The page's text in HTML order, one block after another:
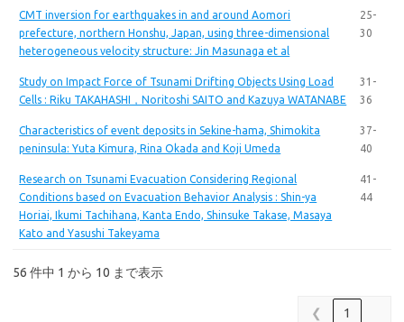
CMT inversion for earthquakes in and around Aomori
prefecture, northern Honshu, Japan, using three-dimensional
heterogeneous velocity structure: Jin Masunaga et al
25-
30
Study on Impact Force of Tsunami Drifting Objects Using Load
Cells : Riku TAKAHASHI，Noritoshi SAITO and Kazuya WATANABE
31-
36
Characteristics of event deposits in Sekine-hama, Shimokita
peninsula: Yuta Kimura, Rina Okada and Koji Umeda
37-
40
Research on Tsunami Evacuation Considering Regional
Conditions based on Evacuation Behavior Analysis : Shin-ya
Horiai, Ikumi Tachihana, Kanta Endo, Shinsuke Takase, Masaya
Kato and Yasushi Takeyama
41-
44
56 件中 1 から 10 まで表示
❮ 1